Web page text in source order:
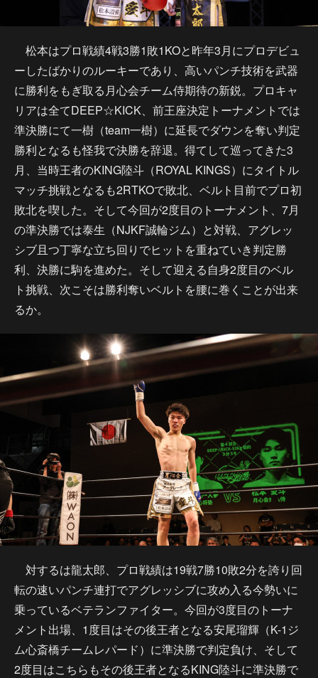
松本はプロ戦績4戦3勝1敗1KOと昨年3月にプロデビュ
ーしたばかりのルーキーであり、高いパンチ技術を武器
に勝利をもぎ取る月心会チーム侍期待の新鋭。プロキャ
リアは全てDEEP☆KICK、前王座決定トーナメントでは
準決勝にて一樹（team一樹）に延長でダウンを奪い判定
勝利となるも怪我で決勝を辞退。得てして巡ってきた3
月、当時王者のKING陸斗（ROYAL KINGS）にタイトル
マッチ挑戦となるも2RTKOで敗北、ベルト目前でプロ初
敗北を喫した。そして今回が2度目のトーナメント、7月
の準決勝では泰生（NJKF誠輪ジム）と対戦、アグレッ
シブ且つ丁寧な立ち回りでヒットを重ねていき判定勝
利、決勝に駒を進めた。そして迎える自身2度目のベル
ト挑戦、次こそは勝利奪いベルトを腰に巻くことが出来
るか。
対するは龍太郎、プロ戦績は19戦7勝10敗2分を誇り回
転の速いパンチ連打でアグレッシブに攻め入る今勢いに
乗っているベテランファイター。今回が3度目のトーナ
メント出場、1度目はその後王者となる安尾瑠輝（K-1ジ
ム心斎橋チームレパード）に準決勝で判定負け、そして
2度目はこちらもその後王者となるKING陸斗に準決勝で